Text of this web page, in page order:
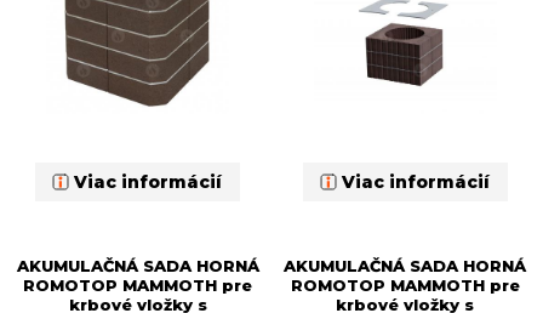
Viac informácií Viac informácií
AKUMULAČNÁ SADA HORNÁ
ROMOTOP MAMMOTH pre
krbové vložky s
AKUMULAČNÁ SADA HORNÁ
ROMOTOP MAMMOTH pre
krbové vložky s